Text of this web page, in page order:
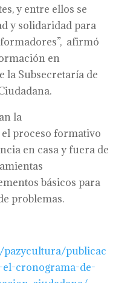
y entre ellos se
y solidaridad para
afirmó
en
la Subsecretaría de
la
proceso formativo
en casa y fuera de
básicos para
problemas.
pazycultura/publicac
el-cronograma-de-